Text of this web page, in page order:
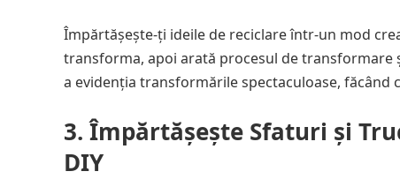
Împărtășește-ți ideile de reciclare într-un mod
transforma, apoi arată procesul de
a evidenția transformările spectaculoase, făcând
3. Împărtășește Sfaturi și
DIY